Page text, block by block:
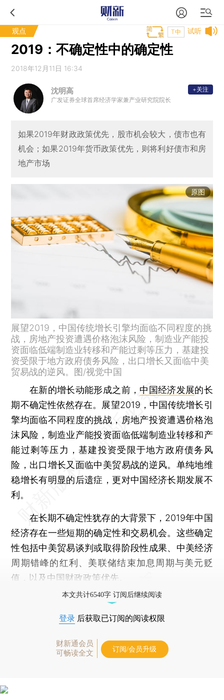
观点 试听
T中
2019：不确定性中的确定性
2018年12月11日 16:34
沈明高
广发证券全球首席经济学家兼产业研究院院长
+关注
如果2019年财政政策优先，股市机会较大，债市也有
机会；如果2019年货币政策优先，则将利好债市和房
地产市场
原图
展望2019，中国传统增长引擎均面临不同程度的挑
战，房地产投资遭遇价格泡沫风险，制造业产能投
资面临低端制造业转移和产能过剩等压力，基建投
资受限于地方政府债务风险，出口增长又面临中美
贸易战的逆风。图/视觉中国
在新的增长动能形成之前， 中国经济发展的长
期不确定性依然存在。展望2019，中国传统增长引
擎均面临不同程度的挑战，房地产投资遭遇价格泡
沫风险，制造业产能投资面临低端制造业转移和产
能过剩等压力，基建投资受限于地方政府债务风
险，出口增长又面临中美贸易战的逆风。单纯地维
稳增长有明显的后遗症，更对中国经济长期发展不
利。
在长期不确定性犹存的大背景下，2019年中国
经济存在一些短期的确定性和交易机会。这些确定
性包括中美贸易谈判或取得阶段性成果、中美经济
周期错峰的红利、美联储结束加息周期与美元贬
值，以及中国财政政策优先。
本文共计6540字 订阅后继续阅读
登录 后获取已订阅的阅读权限
财新通会员
可畅读全文
订阅/会员升级